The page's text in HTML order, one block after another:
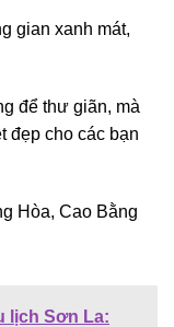
gian xanh mát,
để thư giãn, mà
đẹp cho các bạn
Hòa, Cao Bằng
lịch Sơn La: